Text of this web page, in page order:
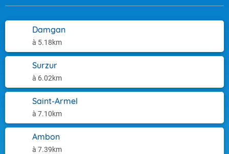
Damgan
à 5.18km
Surzur
à 6.02km
Saint-Armel
à 7.10km
Ambon
à 7.39km